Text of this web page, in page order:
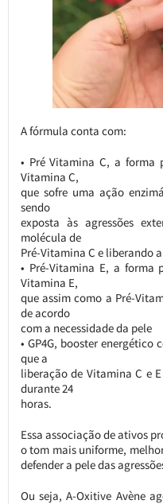
A fórmula conta com:
• Pré Vitamina C, a forma
Vitamina C,
que sofre uma ação
sendo
exposta às agressões
molécula de
Pré-Vitamina C e liberando
• Pré-Vitamina E, a forma
Vitamina E,
que assim como a Pré-
de acordo
com a necessidade da pele
• GP4G, booster
que a
liberação de Vitamina C e
durante 24
horas.
Essa associação de ativos
o tom mais uniforme,
defender a pele das
Ou seja, A-Oxitive Avène